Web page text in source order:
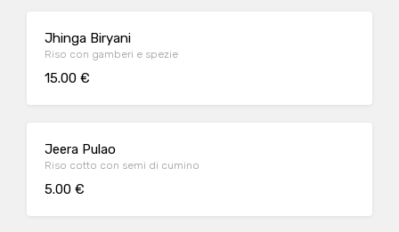
Jhinga Biryani
Riso con gamberi e spezie
15.00 €
Jeera Pulao
Riso cotto con semi di cumino
5.00 €